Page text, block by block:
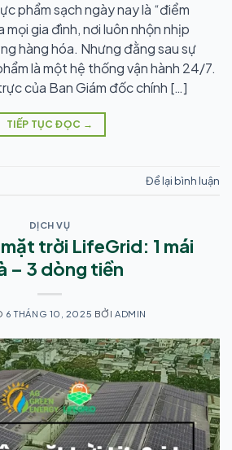
phẩm sạch ngày nay là “điểm
gia đình, nơi luôn nhộn nhịp
hàng hóa. Nhưng đằng sau sự
là một hệ thống vận hành 24/7.
của Ban Giám đốc chính […]
TIẾP TỤC ĐỌC →
Để lại bình luận
DỊCH VỤ
trời LifeGrid: 1 mái
– 3 dòng tiền
6 THÁNG 10, 2025 BỞI ADMIN